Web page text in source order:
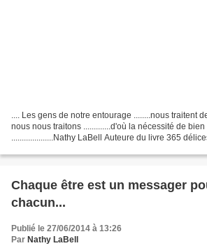
.... Les gens de notre entourage ........nous traitent
nous nous traitons .............d'où la nécessité de
....................Nathy LaBell Auteure du livre 365
Chaque être est un messager
chacun...
Publié le 27/06/2014 à 13:26
Par Nathy LaBell